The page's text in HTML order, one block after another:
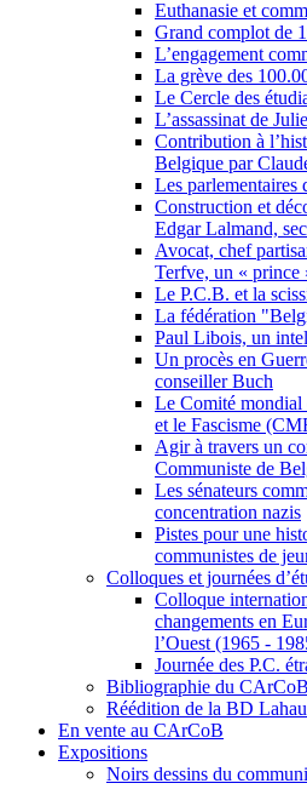
Euthanasie et
Grand complot de
L’engagement
La grève des
Le Cercle des
L’assassinat de
Contribution à
Belgique par
Les parlementaires
Construction et
Edgar Lalmand,
Avocat, chef
Terfve, un « prince
Le P.C.B. et la
La fédération
Paul Libois, un
Un procès en
conseiller Buch
Le Comité mondial
et le Fascisme
Agir à travers un
Communiste de
Les sénateurs
concentration nazis
Pistes pour une
communistes de
Colloques et journées
Colloque
changements en
l’Ouest (1965 -
Journée des P.C.
Bibliographie du CArCoB
Réédition de la BD
En vente au CArCoB
Expositions
Noirs dessins du